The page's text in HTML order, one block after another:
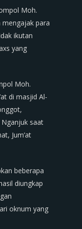
Moh.
mengajak para
ikutan
yang
Moh.
di masjid Al-
saat
Jum’at
beberapa
diungkap
oknum yang